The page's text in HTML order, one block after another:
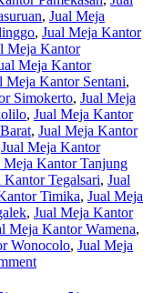
, Jual Meja
, Jual Meja Kantor
Meja Kantor
Meja Kantor
Meja Kantor Sentani,
Simokerto, Jual Meja
, Jual Meja Kantor
, Jual Meja Kantor
Jual Meja Kantor
Meja Kantor Tanjung
Kantor Tegalsari, Jual
Timika, Jual Meja
, Jual Meja Kantor
Meja Kantor Wamena,
Wonocolo, Jual Meja